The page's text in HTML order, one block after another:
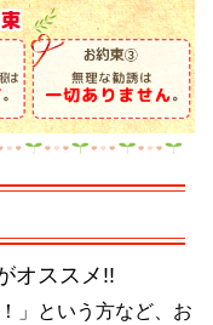
オススメ!!
」という方など、お